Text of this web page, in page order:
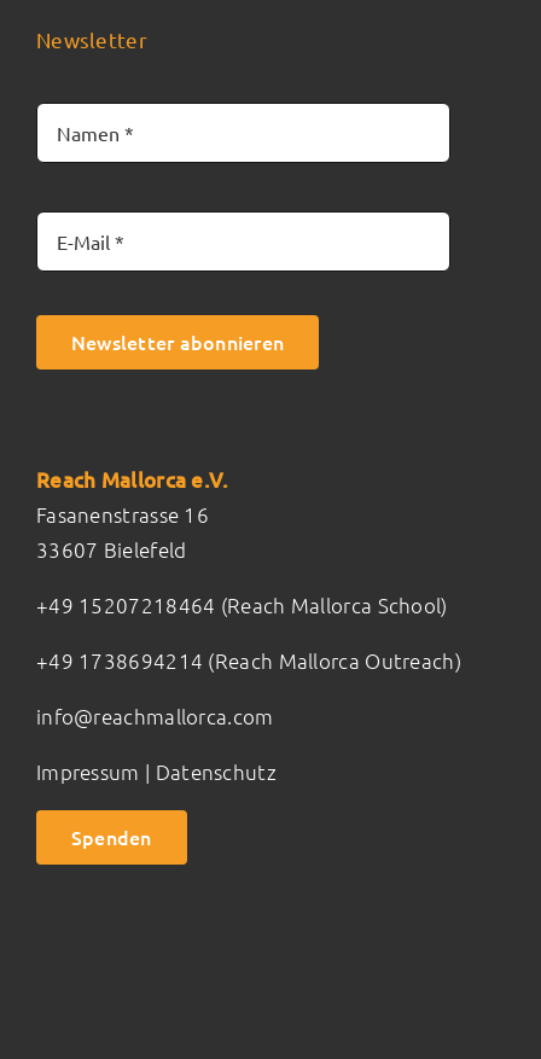
Newsletter
Newsletter abonnieren
Reach Mallorca e.V.
Fasanenstrasse 16
33607 Bielefeld
+49 15207218464 (Reach Mallorca School)
+49 1738694214 (Reach Mallorca Outreach)
info@reachmallorca.com
Impressum | Datenschutz
Spenden